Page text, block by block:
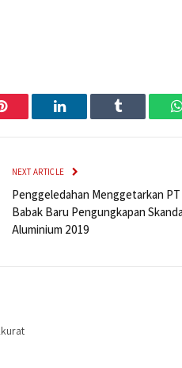
Pinterest LinkedIn Tumblr
NEXT ARTICLE
Penggeledahan Menggetarkan PT
Babak Baru Pengungkapan
Aluminium 2019